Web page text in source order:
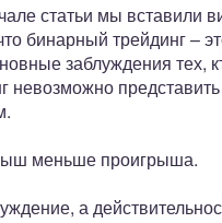
статьи мы вставили
бинарный трейдинг –
заблуждения тех,
невозможно
меньше проигрыша.
а